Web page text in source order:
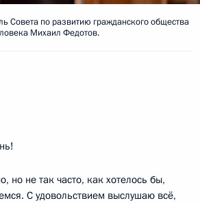
Совета по развитию гражданского общества
Михаил Федотов.
но не так часто, как хотелось бы,
С удовольствием выслушаю всё,